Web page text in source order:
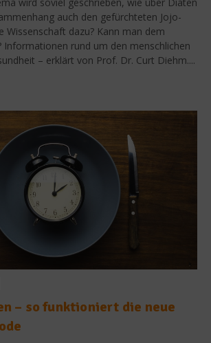
auch den gefürchteten Jojo-
Wissenschaft dazu? Kann man dem
Informationen rund um den menschlichen
– erklärt von Prof. Dr. Curt Diehm....
– so funktioniert die neue